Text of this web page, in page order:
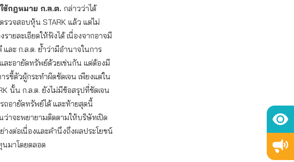
ช้กฎหมาย ก.ล.ต. กล่าวว่าได้
รวจสอบหุ้น STARK แล้ว แต่ไม่
รายละเอียดให้ฟังได้ เนื่องจากอาจมี
และ ก.ล.ต. ย้ำว่ามีอำนาจในการ
ละอายัดทรัพย์ด้วยเช่นกัน แต่ต้องมี
รชี้ตัวผู้กระทำผิดชัดเจน เพียงแต่ใน
นั้น ก.ล.ต. ยังไม่มีข้อสรุปที่ชัดเจน
ถอายัดทรัพย์ได้ และท้ายสุดนี้
ว่าจะพยายามติดตามให้บริษัทเปิด
างต่อเนื่องและคำนึงถึงผลประโยชน์
มาโดยตลอด